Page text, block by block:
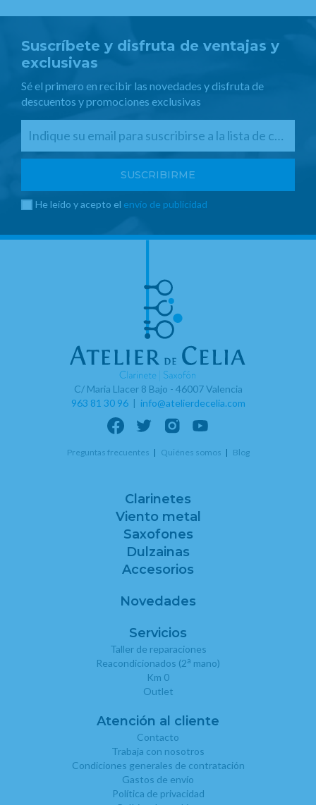
Suscríbete y disfruta de ventajas y
exclusivas
Sé el primero en recibir las novedades y disfruta de
descuentos y promociones exclusivas
He leído y acepto el envío de publicidad
C/ Maria Llacer 8 Bajo - 46007 Valencia
963 81 30 96| info@atelierdecelia.com
Preguntas frecuentes Quiénes somos Blog
Clarinetes
Viento metal
Saxofones
Dulzainas
Accesorios
Novedades
Servicios
Taller de reparaciones
Reacondicionados (2a mano)
Km 0
Outlet
Atención al cliente
Contacto
Trabaja con nosotros
Condiciones generales de contratación
Gastos de envío
Política de privacidad